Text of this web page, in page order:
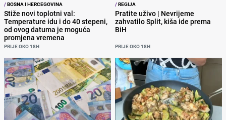
/BOSNA I HERCEGOVINA
Stiže novi toplotni val:
Temperature idu i do 40 stepeni,
od ovog datuma je moguća
promjena vremena
PRIJE OKO 18H
/REGIJA
Pratite uživo | Nevrijeme
zahvatilo Split, kiša ide prema
BiH
PRIJE OKO 18H